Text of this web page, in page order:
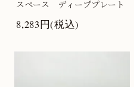
スペース ディーププレート
8,283円(税込)